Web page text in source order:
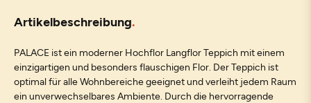
Artikelbeschreibung
PALACE ist ein moderner Hochflor Langflor Teppich mit einem
einzigartigen und besonders flauschigen Flor. Der Teppich ist
optimal für alle Wohnbereiche geeignet und verleiht jedem Raum
ein unverwechselbares Ambiente. Durch die hervorragende